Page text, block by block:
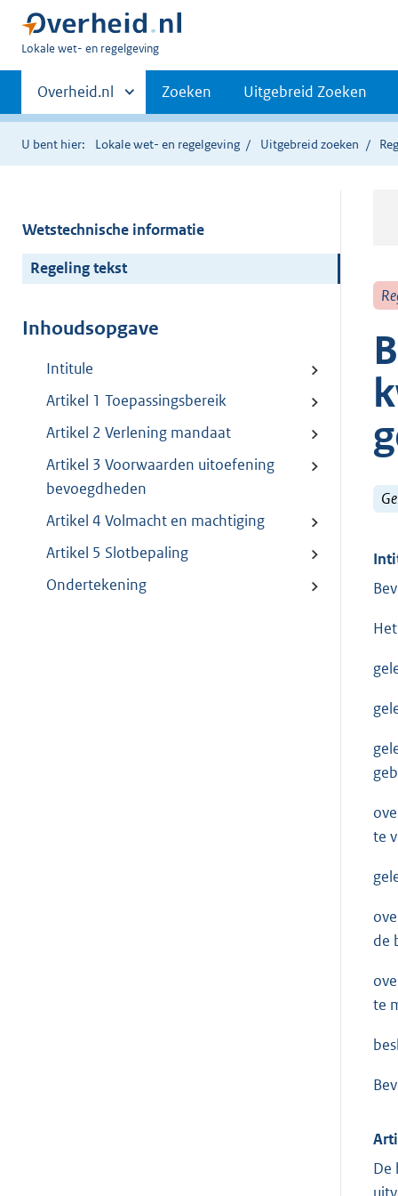
U
hier:
Lokale wet- en regelgeving
Primaire
navigatie
Andere
sites
binnen
Overheid.nl Zoeken Uitgebreid Zoeken
U bent hier: Lokale wet- en regelgeving Uitgebreid zoeken
Wetstechnische informatie
Regeling tekst
Inhoudsopgave
Intitule
Artikel 1 Toepassingsbereik
Artikel 2 Verlening mandaat
Artikel 3 Voorwaarden uitoefening
bevoegdheden
Artikel 4 Volmacht en machtiging
Artikel 5 Slotbepaling
Ondertekening
te
de
te
De